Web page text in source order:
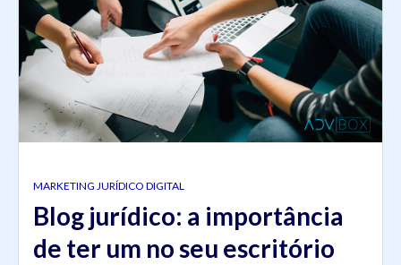
MARKETING JURÍDICO DIGITAL
Blog jurídico: a importância
de ter um no seu escritório